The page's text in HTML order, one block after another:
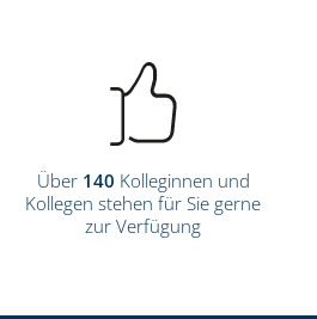
Über140 Kolleginnen und
Kollegen stehen für Sie gerne
zur Verfügung